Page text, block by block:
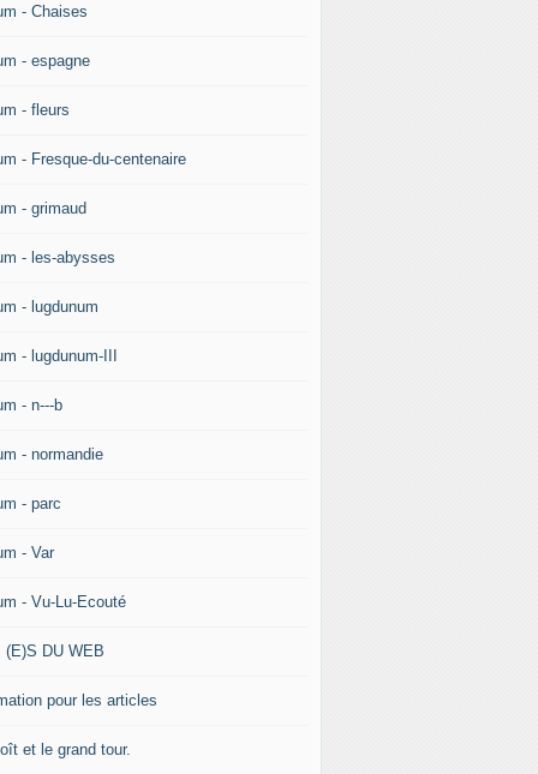
- Chaises
- espagne
- fleurs
- Fresque-du-centenaire
- grimaud
- les-abysses
- lugdunum
- lugdunum-III
- n---b
- normandie
- parc
- Var
- Vu-Lu-Ecouté
(E)S DU WEB
pour les articles
et le grand tour.